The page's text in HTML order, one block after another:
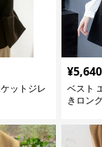
ットジレ
¥5,640
ベスト
きロン